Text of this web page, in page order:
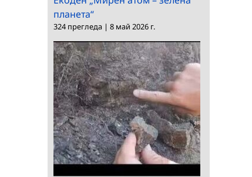
планета“
324 прегледа | 8 май 2026 г.